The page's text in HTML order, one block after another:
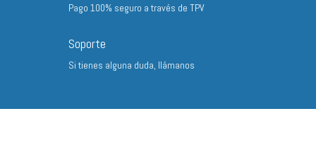
Pago 100% seguro a través de TPV
Soporte
Si tienes alguna duda, llámanos